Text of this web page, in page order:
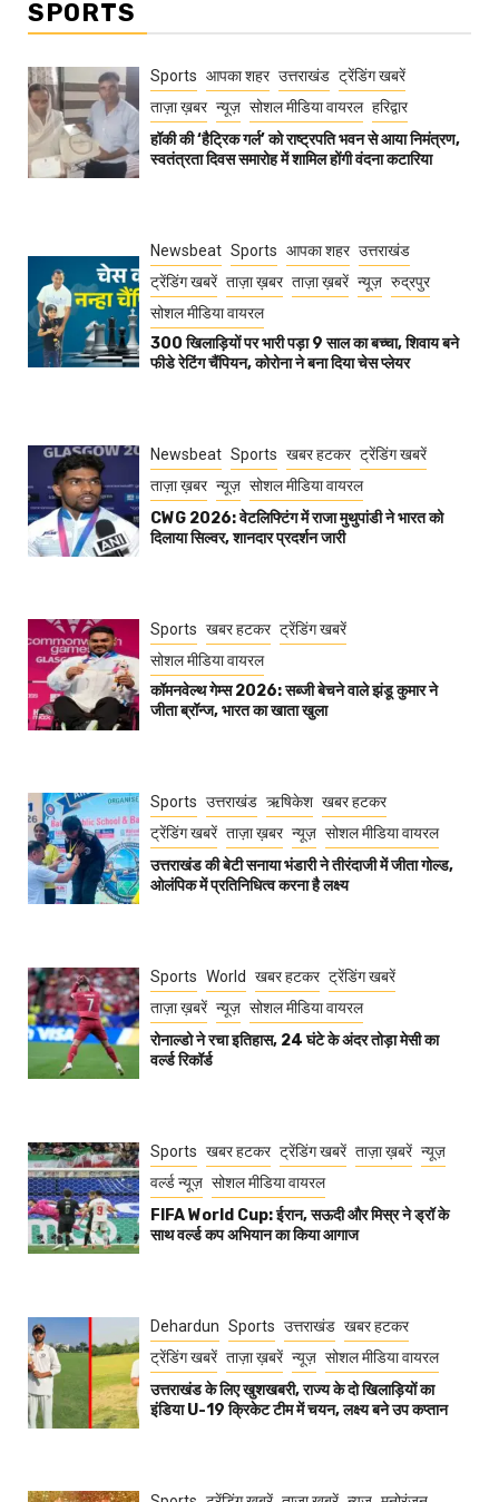
SPORTS
Sports आपका शहर उत्तराखंड ट्रेंडिंग खबरें
ताज़ा ख़बर न्यूज़ सोशल मीडिया वायरल हरिद्वार
हॉकी की ‘हैट्रिक गर्ल’ को राष्ट्रपति भवन से आया निमंत्रण,
स्वतंत्रता दिवस समारोह में शामिल होंगी वंदना कटारिया
Newsbeat Sports आपका शहर उत्तराखंड
ट्रेंडिंग खबरें ताज़ा ख़बर ताज़ा ख़बरें न्यूज़ रुद्रपुर
सोशल मीडिया वायरल
300 खिलाड़ियों पर भारी पड़ा 9 साल का बच्चा, शिवाय बने
फीडे रेटिंग चैंपियन, कोरोना ने बना दिया चेस प्लेयर
Newsbeat Sports खबर हटकर ट्रेंडिंग खबरें
ताज़ा ख़बर न्यूज़ सोशल मीडिया वायरल
CWG 2026: वेटलिफ्टिंग में राजा मुथुपांडी ने भारत को
दिलाया सिल्वर, शानदार प्रदर्शन जारी
Sports खबर हटकर ट्रेंडिंग खबरें
सोशल मीडिया वायरल
कॉमनवेल्थ गेम्स 2026: सब्जी बेचने वाले झंडू कुमार ने
जीता ब्रॉन्ज, भारत का खाता खुला
Sports उत्तराखंड ऋषिकेश खबर हटकर
ट्रेंडिंग खबरें ताज़ा ख़बर न्यूज़ सोशल मीडिया वायरल
उत्तराखंड की बेटी सनाया भंडारी ने तीरंदाजी में जीता गोल्ड,
ओलंपिक में प्रतिनिधित्व करना है लक्ष्य
Sports World खबर हटकर ट्रेंडिंग खबरें
ताज़ा ख़बरें न्यूज़ सोशल मीडिया वायरल
रोनाल्डो ने रचा इतिहास, 24 घंटे के अंदर तोड़ा मेसी का
वर्ल्ड रिकॉर्ड
Sports खबर हटकर ट्रेंडिंग खबरें ताज़ा ख़बरें न्यूज़
वर्ल्ड न्यूज़ सोशल मीडिया वायरल
FIFA World Cup: ईरान, सऊदी और मिस्र ने ड्रॉ के
साथ वर्ल्ड कप अभियान का किया आगाज
Dehardun Sports उत्तराखंड खबर हटकर
ट्रेंडिंग खबरें ताज़ा ख़बरें न्यूज़ सोशल मीडिया वायरल
उत्तराखंड के लिए खुशखबरी, राज्य के दो खिलाड़ियों का
इंडिया U-19 क्रिकेट टीम में चयन, लक्ष्य बने उप कप्तान